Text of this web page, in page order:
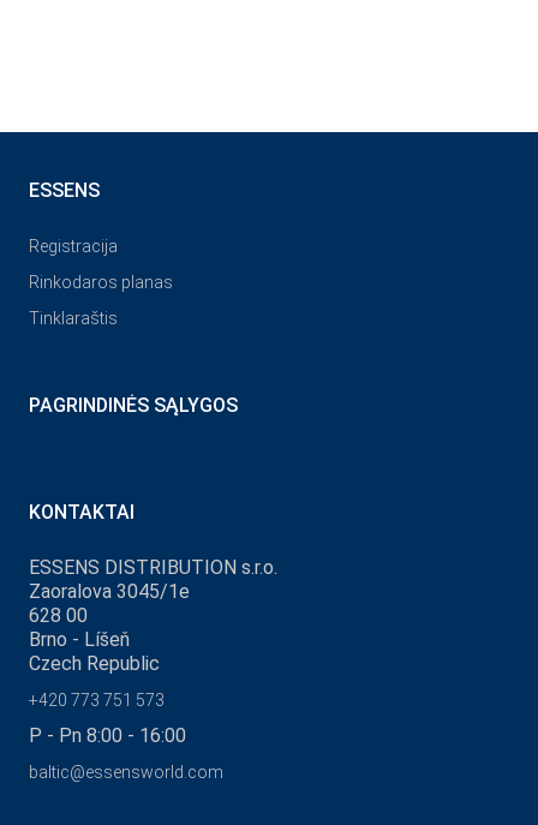
ESSENS
Registracija
Rinkodaros planas
Tinklaraštis
PAGRINDINĖS SĄLYGOS
KONTAKTAI
ESSENS DISTRIBUTION s.r.o.
Zaoralova 3045/1e
628 00
Brno - Líšeň
Czech Republic
+420 773 751 573
P - Pn 8:00 - 16:00
baltic@essensworld.com